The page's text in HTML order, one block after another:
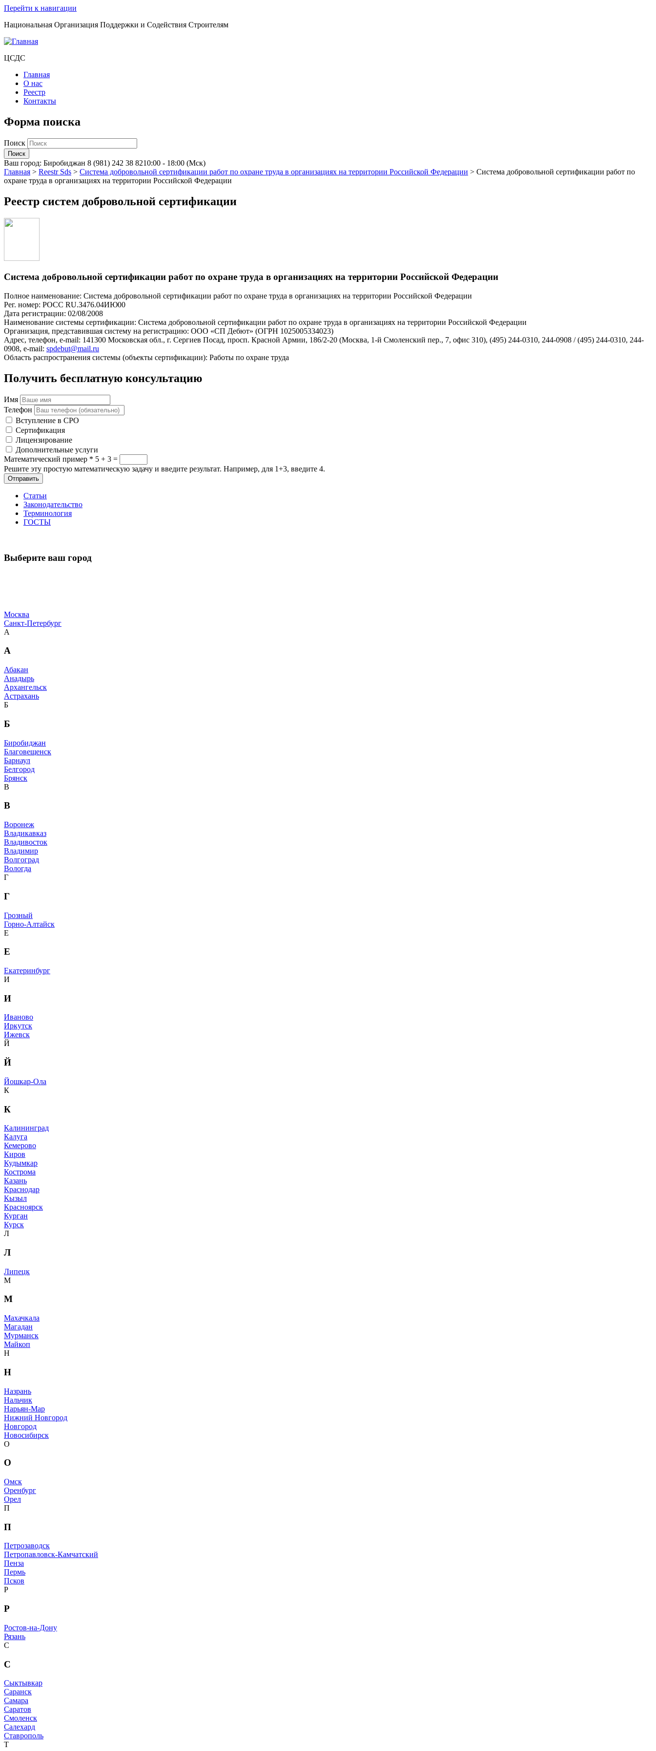
Перейти к навигации
Национальная Организация Поддержки и Содействия Строителям
ЦСДС
Главная
О нас
Реестр
Контакты
Форма поиска
Поиск
Ваш город: Биробиджан 8 (981) 242 38 8210:00 - 18:00 (Мск)
Главная > Reestr Sds > Система добровольной сертификации работ по охране труда в организациях на территории Российской Федерации > Система добровольной сертификации работ по
охране труда в организациях на территории Российской Федерации
Реестр систем добровольной сертификации
Система добровольной сертификации работ по охране труда в организациях на территории Российской Федерации
Полное наименование: Система добровольной сертификации работ по охране труда в организациях на территории Российской Федерации
Рег. номер: РОСС RU.З476.04ИЮ00
Дата регистрации: 02/08/2008
Наименование системы сертификации: Система добровольной сертификации работ по охране труда в организациях на территории Российской Федерации
Организация, представившая систему на регистрацию: ООО «СП Дебют» (ОГРН 1025005334023)
Адрес, телефон, e-mail: 141300 Московская обл., г. Сергиев Посад, просп. Красной Армии, 186/2-20 (Москва, 1-й Смоленский пер., 7, офис 310), (495) 244-0310, 244-0908 / (495) 244-0310, 244-
0908, e-mail: spdebut@mail.ru
Область распространения системы (объекты сертификации): Работы по охране труда
Получить бесплатную консультацию
Имя
Телефон
Вступление в СРО
Сертификация
Лицензирование
Дополнительные услуги
Математический пример * 5 + 3 =
Решите эту простую математическую задачу и введите результат. Например, для 1+3, введите 4.
Отправить
Статьи
Законодательство
Терминология
ГОСТЫ
Выберите ваш город
Москва
Санкт-Петербург
А
А
Абакан
Анадырь
Архангельск
Астрахань
Б
Б
Биробиджан
Благовещенск
Барнаул
Белгород
Брянск
В
В
Воронеж
Владикавказ
Владивосток
Владимир
Волгоград
Вологда
Г
Г
Грозный
Горно-Алтайск
Е
Е
Екатеринбург
И
И
Иваново
Иркутск
Ижевск
Й
Й
Йошкар-Ола
К
К
Калининград
Калуга
Кемерово
Киров
Кудымкар
Кострома
Казань
Краснодар
Кызыл
Красноярск
Курган
Курск
Л
Л
Липецк
М
М
Махачкала
Магадан
Мурманск
Майкоп
Н
Н
Назрань
Нальчик
Нарьян-Мар
Нижний Новгород
Новгород
Новосибирск
О
О
Омск
Оренбург
Орел
П
П
Петрозаводск
Петропавловск-Камчатский
Пенза
Пермь
Псков
Р
Р
Ростов-на-Дону
Рязань
С
С
Сыктывкар
Саранск
Самара
Саратов
Смоленск
Салехард
Ставрополь
Т